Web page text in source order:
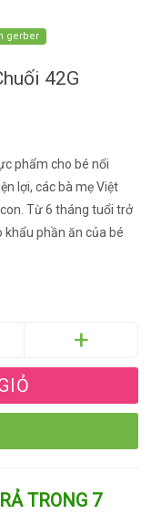
gerber
42G
phẩm cho bé nổi
lợi, các bà mẹ Việt
Từ 6 tháng tuổi trở
khẩu phần ăn của bé
TRONG 7